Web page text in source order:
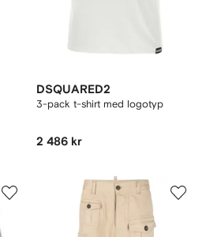
DSQUARED2
3-pack t-shirt med logotyp
2 486 kr